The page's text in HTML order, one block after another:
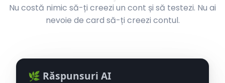
Nu costă nimic să-ți creezi un cont și să testezi. Nu ai
nevoie de card să-ți creezi contul.
🌿 Răspunsuri AI